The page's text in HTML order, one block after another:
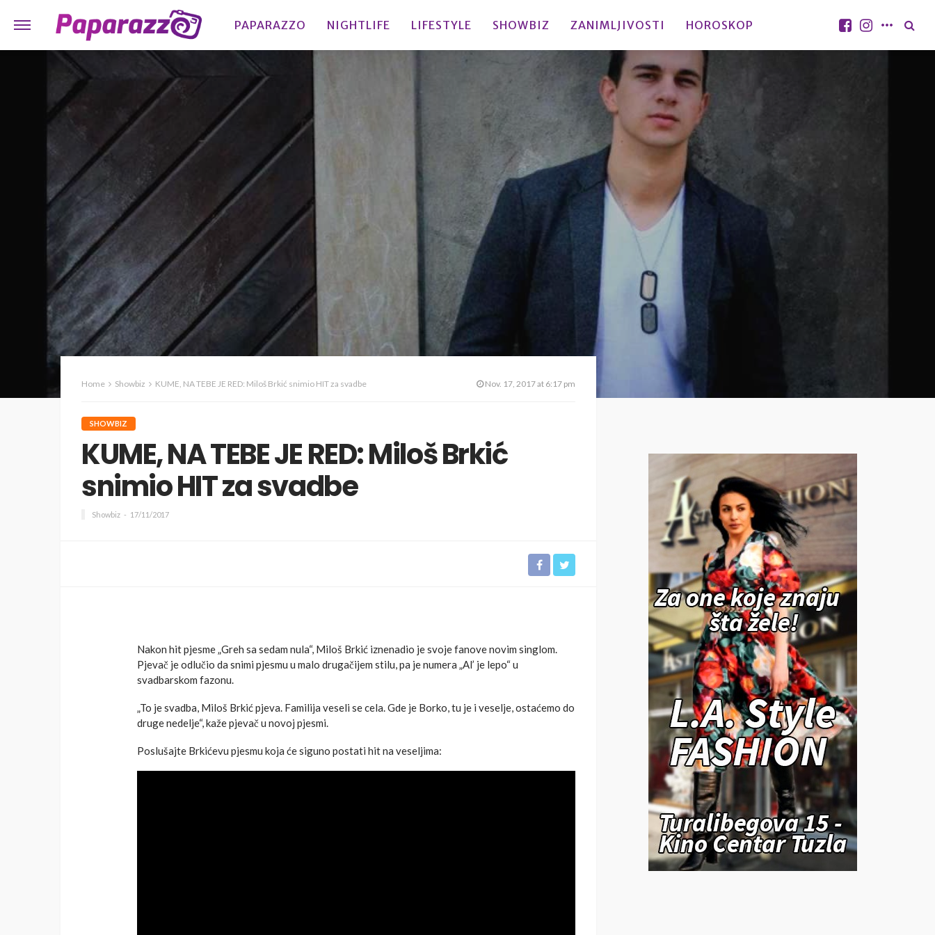
PAPARAZZO NIGHTLIFE LIFESTYLE SHOWBIZ ZANIMLJIVOSTI HOROSKOP
Home Showbiz KUME, NA TEBE JE RED: Miloš Brkić snimio HIT za svadbe Nov. 17, 2017 at 6:17 pm
SHOWBIZ
KUME, NA TEBE JE RED: Miloš Brkić
snimio HIT za svadbe
Showbiz 17/11/2017
Nakon hit pjesme „Greh sa sedam nula“, Miloš Brkić iznenadio je svoje fanove novim singlom.
Pjevač je odlučio da snimi pjesmu u malo drugačijem stilu, pa je numera „Al’ je lepo“ u
svadbarskom fazonu.
„To je svadba, Miloš Brkić pjeva. Familija veseli se cela. Gde je Borko, tu je i veselje, ostaćemo do
druge nedelje“, kaže pjevač u novoj pjesmi.
Poslušajte Brkićevu pjesmu koja će siguno postati hit na veseljima: